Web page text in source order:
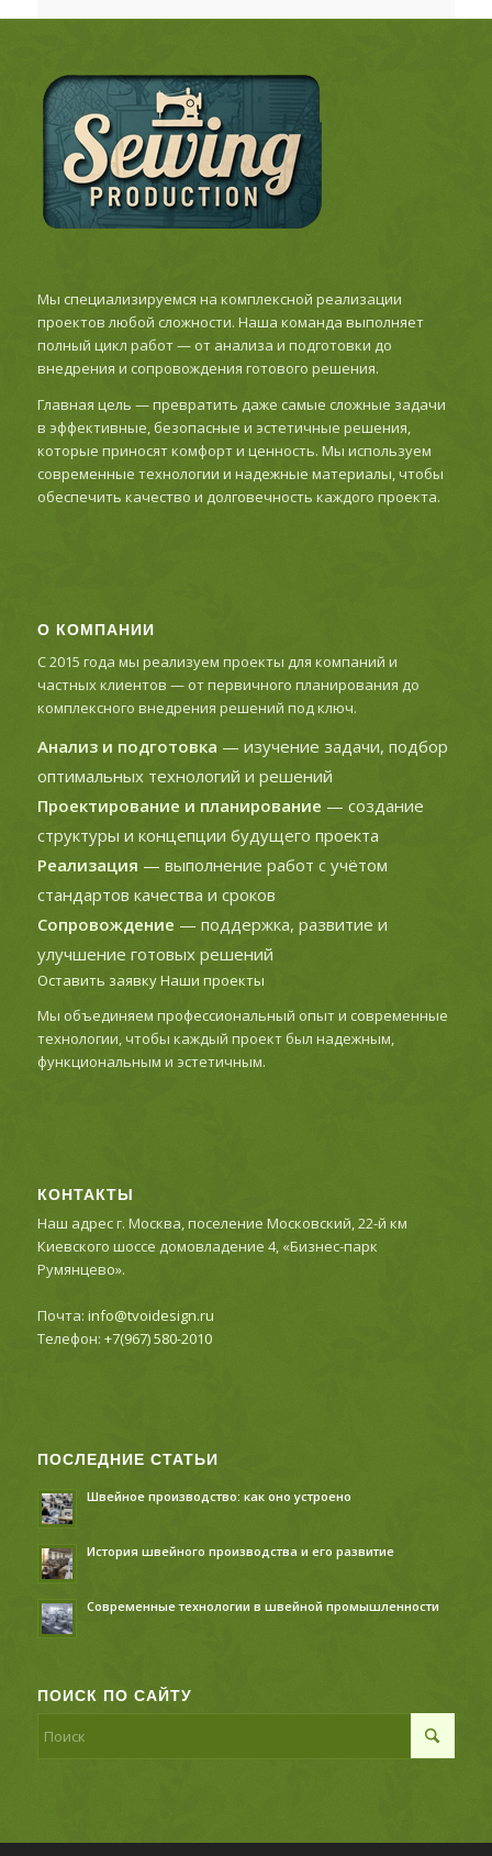
Мы специализируемся на комплексной реализации
проектов любой сложности. Наша команда выполняет
полный цикл работ — от анализа и подготовки до
внедрения и сопровождения готового решения.
Главная цель — превратить даже самые сложные задачи
в эффективные, безопасные и эстетичные решения,
которые приносят комфорт и ценность. Мы используем
современные технологии и надежные материалы, чтобы
обеспечить качество и долговечность каждого проекта.
О КОМПАНИИ
С 2015 года мы реализуем проекты для компаний и
частных клиентов — от первичного планирования до
комплексного внедрения решений под ключ.
Анализ и подготовка — изучение задачи, подбор
оптимальных технологий и решений
Проектирование и планирование — создание
структуры и концепции будущего проекта
Реализация — выполнение работ с учётом
стандартов качества и сроков
Сопровождение — поддержка, развитие и
улучшение готовых решений
Оставить заявкуНаши проекты
Мы объединяем профессиональный опыт и современные
технологии, чтобы каждый проект был надежным,
функциональным и эстетичным.
КОНТАКТЫ
Наш адрес г. Москва, поселение Московский, 22-й км
Киевского шоссе домовладение 4, «Бизнес-парк
Румянцево».
Почта: info@tvoidesign.ru
Телефон: +7(967) 580-2010
ПОСЛЕДНИЕ СТАТЬИ
Швейное производство: как оно устроено
История швейного производства и его развитие
Современные технологии в швейной промышленности
ПОИСК ПО САЙТУ